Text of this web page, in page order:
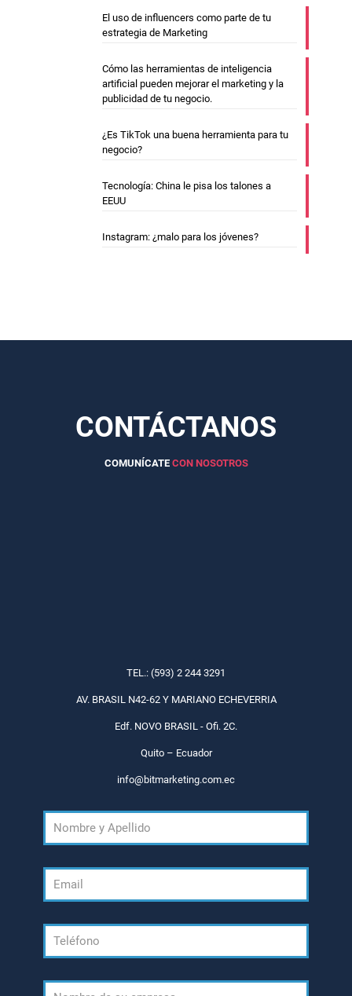
El uso de influencers como parte de tu
estrategia de Marketing
Cómo las herramientas de inteligencia
artificial pueden mejorar el marketing y la
publicidad de tu negocio.
¿Es TikTok una buena herramienta para tu
negocio?
Tecnología: China le pisa los talones a
EEUU
Instagram: ¿malo para los jóvenes?
CONTÁCTANOS
COMUNÍCATE CON NOSOTROS
TEL.: (593) 2 244 3291
AV. BRASIL N42-62 Y MARIANO ECHEVERRIA
Edf. NOVO BRASIL - Ofi. 2C.
Quito – Ecuador
info@bitmarketing.com.ec